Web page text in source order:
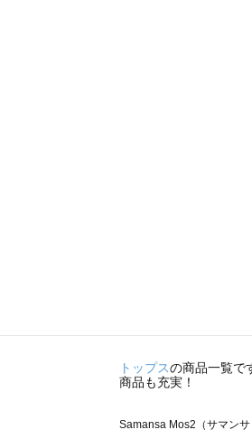
トップスの商品一覧で
商品も充実！
Samansa Mos2（サマン